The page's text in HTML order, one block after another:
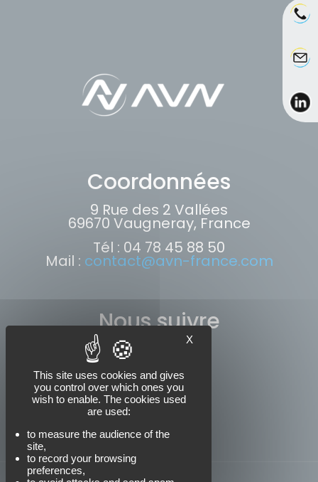
Coordonnées
9 Rue des 2 Vallées
69670 Vaugneray, France
Tél : 04 78 45 88 50
Mail : contact@avn-france.com
Nous suivre
X
This site uses cookies and gives
you control over which ones you
wish to enable. The cookies used
are used:
to measure the audience of the
site,
to record your browsing
preferences,